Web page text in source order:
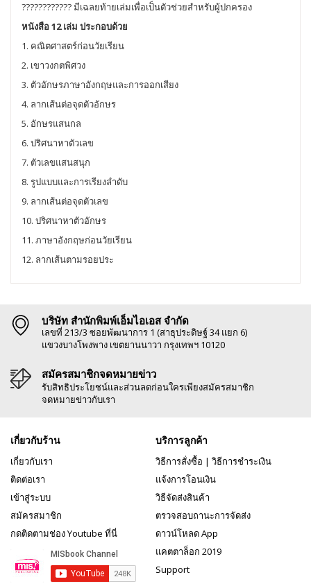
???????????? มีเฉลยท้ายเล่มเพื่อเป็นตัวช่วยสำหรับผู้ปกครอง
หนังสือ 12 เล่ม ประกอบด้วย
1. คณิตศาสตร์ก่อนวัยเรียน
2. เขาวงกตพิศวง
3. ตัวอักษรภาษาอังกฤษและการออกเสียง
4. ลากเส้นต่อจุดตัวอักษร
5. อักษรแสนกล
6. ปริศนาหาตัวเลข
7. ตัวเลขแสนสนุก
8. รูปแบบและการเรียงลำดับ
9. ลากเส้นต่อจุดตัวเลข
10. ปริศนาหาตัวอักษร
11. ภาษาอังกฤษก่อนวัยเรียน
12. ลากเส้นตามรอยประ
บริษัท สำนักพิมพ์เอ็มไอเอส จำกัด
เลขที่ 213/3 ซอยพัฒนาการ 1 (สาธุประดิษฐ์ 34 แยก 6)
แขวงบางโพงพาง เขตยานนาวา กรุงเทพฯ 10120
สมัครสมาชิกจดหมายข่าว
รับสิทธิประโยชน์และส่วนลดก่อนใครเพียงสมัครสมาชิก
จดหมายข่าวกับเรา
เกี่ยวกับร้าน
เกี่ยวกับเรา
ติดต่อเรา
เข้าสู่ระบบ
สมัครสมาชิก
กดติดตามช่อง Youtube ที่นี่
บริการลูกค้า
วิธีการสั่งซื้อ | วิธีการชำระเงิน
แจ้งการโอนเงิน
วิธีจัดส่งสินค้า
ตรวจสอบถานะการจัดส่ง
ดาวน์โหลด App
แคตตาล็อก 2019
Support